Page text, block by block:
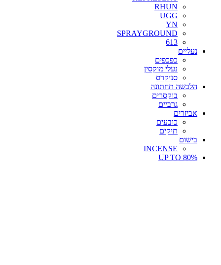
RHUN
UGG
YN
SPRAYGROUND
613
נעליים
כפכפים
נעלי מוקסין
סניקרס
הלבשה תחתונה
בוקסרים
גרביים
אביזרים
כובעים
תיקים
בישום
INCENSE
UP TO 80%